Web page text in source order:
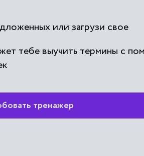
или загрузи свое
тебе выучить термины с
тренажер